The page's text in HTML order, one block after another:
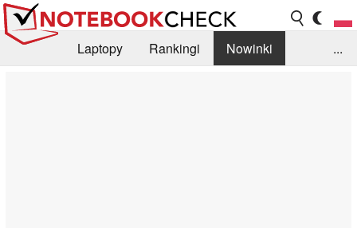
Laptopy Rankingi
Nowinki
...